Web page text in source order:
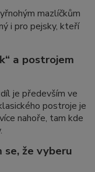
mazlíčkům
i pro pejsky, kteří
a postrojem
je především ve
postroje je
nahoře, tam kde
že vyberu